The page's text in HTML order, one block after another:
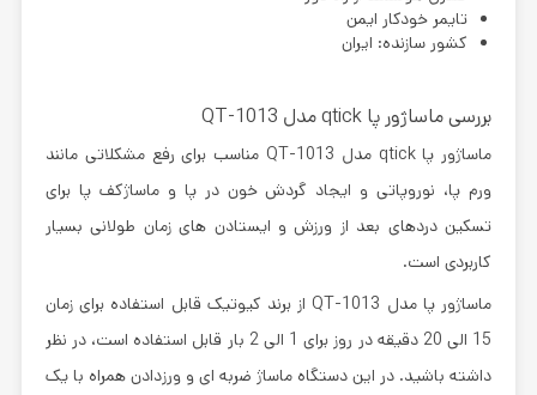
تایمر خودکار ایمن
کشور سازنده: ایران
بررسی ماساژور پا qtick مدل QT-1013
ماساژور پا qtick مدل QT-1013 مناسب برای رفع مشکلاتی مانند
ورم پا، نوروپاتی و ایجاد گردش خون در پا و ماساژکف پا برای
تسکین دردهای بعد از ورزش و ایستادن های زمان طولانی بسیار
کاربردی است.
ماساژور پا مدل QT-1013 از برند کیوتیک قابل استفاده برای زمان
15 الی 20 دقیقه در روز برای 1 الی 2 بار قابل استفاده است، در نظر
داشته باشید. در این دستگاه ماساژ ضربه ای و ورزدادن همراه با یک